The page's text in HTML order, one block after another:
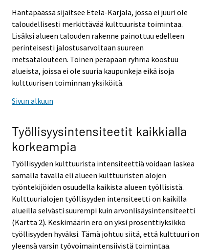
Häntäpäässä sijaitsee Etelä-Karjala, jossa ei juuri ole
taloudellisesti merkittävää kulttuurista toimintaa.
Lisäksi alueen talouden rakenne painottuu edelleen
perinteisesti jalostusarvoltaan suureen
metsätalouteen. Toinen peräpään ryhmä koostuu
alueista, joissa ei ole suuria kaupunkeja eikä isoja
kulttuurisen toiminnan yksiköitä.
Sivun alkuun
Työllisyysintensiteetit kaikkialla
korkeampia
Työllisyyden kulttuurista intensiteettiä voidaan laskea
samalla tavalla eli alueen kulttuuristen alojen
työntekijöiden osuudella kaikista alueen työllisistä.
Kulttuurialojen työllisyyden intensiteetti on kaikilla
alueilla selvästi suurempi kuin arvonlisäysintensiteetti
(Kartta 2). Keskimäärin ero on yksi prosenttiyksikkö
työllisyyden hyväksi. Tämä johtuu siitä, että kulttuuri on
yleensä varsin työvoimaintensiivistä toimintaa.